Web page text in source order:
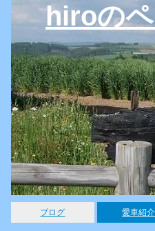
hiroの
ブログ 愛車紹介